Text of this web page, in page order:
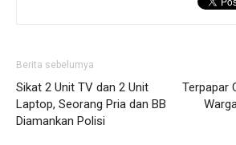
Berita sebelumya
Sikat 2 Unit TV dan 2 Unit
Laptop, Seorang Pria dan BB
Diamankan Polisi
Terpapar